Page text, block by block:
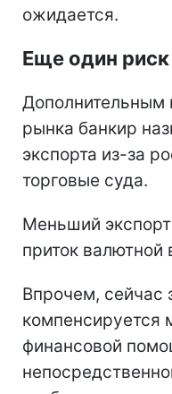
ожидается.
Еще один риск
Дополнительным
рынка банкир
экспорта из-за
торговые суда.
Меньший
приток валютной
Впрочем, сейчас
компенсируется
финансовой